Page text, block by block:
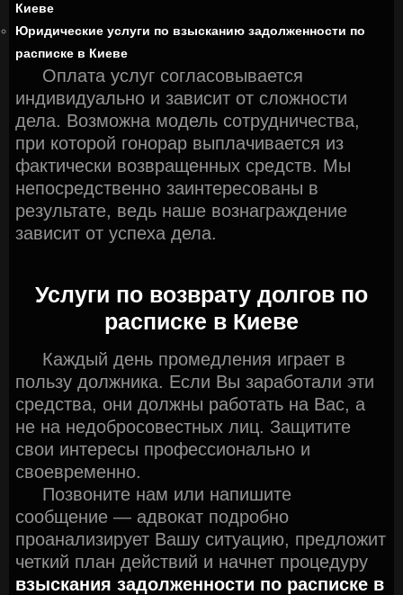
Киеве
Юридические услуги по взысканию задолженности по
расписке в Киеве
Оплата услуг согласовывается
индивидуально и зависит от сложности
дела. Возможна модель сотрудничества,
при которой гонорар выплачивается из
фактически возвращенных средств. Мы
непосредственно заинтересованы в
результате, ведь наше вознаграждение
зависит от успеха дела.
Услуги по возврату долгов по
расписке в Киеве
Каждый день промедления играет в
пользу должника. Если Вы заработали эти
средства, они должны работать на Вас, а
не на недобросовестных лиц. Защитите
свои интересы профессионально и
своевременно.
Позвоните нам или напишите
сообщение — адвокат подробно
проанализирует Вашу ситуацию, предложит
четкий план действий и начнет процедуру
взыскания задолженности по расписке в